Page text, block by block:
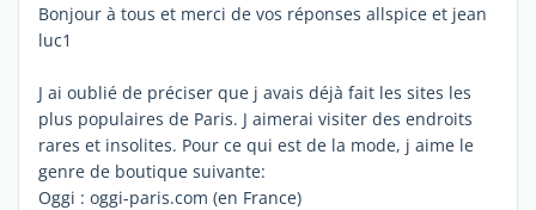
Bonjour à tous et merci de vos réponses allspice et jean
luc1
J ai oublié de préciser que j avais déjà fait les sites les
plus populaires de Paris. J aimerai visiter des endroits
rares et insolites. Pour ce qui est de la mode, j aime le
genre de boutique suivante:
Oggi : oggi-paris.com (en France)